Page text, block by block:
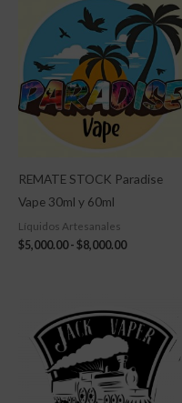
REMATE STOCK Paradise
Vape 30ml y 60ml
Líquidos Artesanales
$5,000.00 - $8,000.00
de
precios:
desde
$5,000.00
hasta
$8,000.00